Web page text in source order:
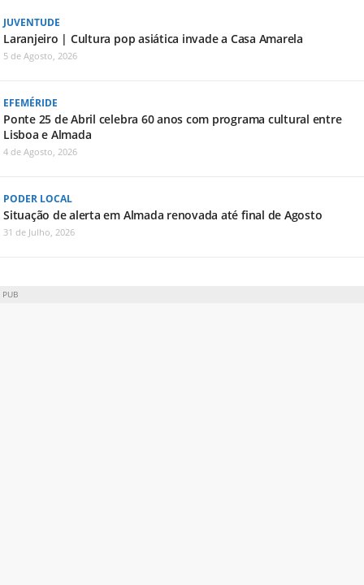
JUVENTUDE
Laranjeiro | Cultura pop asiática invade a Casa Amarela
5 de Agosto, 2026
EFEMÉRIDE
Ponte 25 de Abril celebra 60 anos com programa cultural entre
Lisboa e Almada
4 de Agosto, 2026
PODER LOCAL
Situação de alerta em Almada renovada até final de Agosto
31 de Julho, 2026
PUB